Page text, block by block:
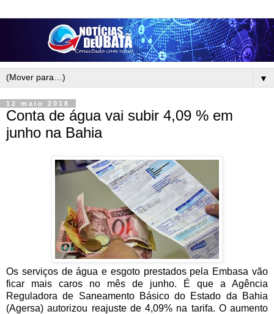
▼
12 maio 2018
Conta de água vai subir 4,09 % em
junho na Bahia
Os serviços de água e esgoto prestados pela Embasa vão
ficar mais caros no mês de junho. É que a Agência
Reguladora de Saneamento Básico do Estado da Bahia
(Agersa) autorizou reajuste de 4,09% na tarifa. O aumento